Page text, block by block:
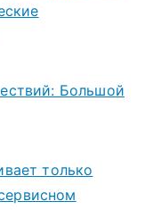
Большой
только